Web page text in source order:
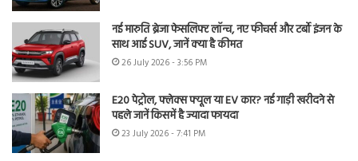
नई मारुति ब्रेजा फेसलिफ्ट लॉन्च, नए फीचर्स और टर्बो इंजन के
साथ आई SUV, जानें क्या है कीमत
26 July 2026 - 3:56 PM
E20 पेट्रोल, फ्लेक्स फ्यूल या EV कार? नई गाड़ी खरीदने से
पहले जानें किसमें है ज्यादा फायदा
23 July 2026 - 7:41 PM